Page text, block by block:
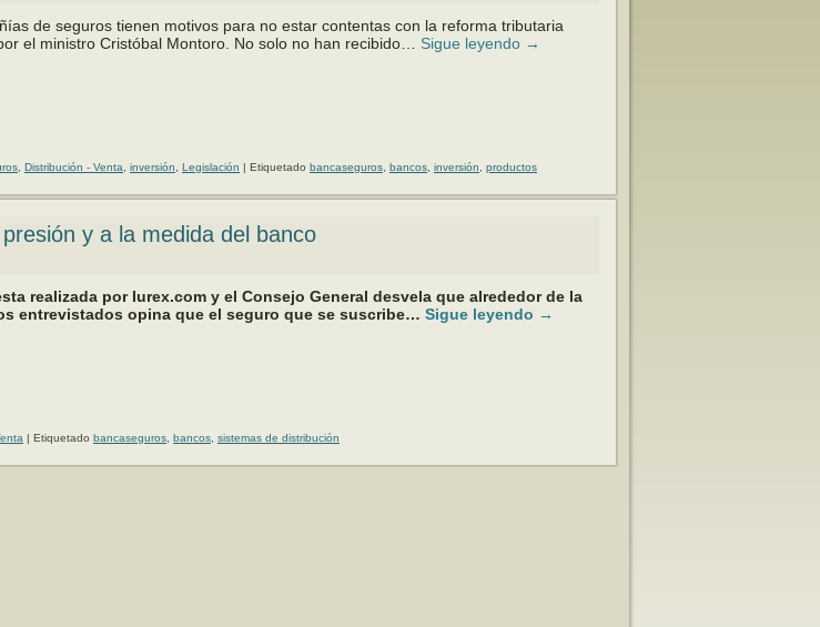
de seguros tienen motivos para no estar contentas con la reforma tributaria
el ministro Cristóbal Montoro. No solo no han recibido… Sigue leyendo →
Distribución - Venta inversión Legislación | Etiquetado bancaseguros bancos inversión productos
y a la medida del banco
realizada por Iurex.com y el Consejo General desvela que alrededor de la
entrevistados opina que el seguro que se suscribe… Sigue leyendo →
| Etiquetado bancaseguros bancos sistemas de distribución